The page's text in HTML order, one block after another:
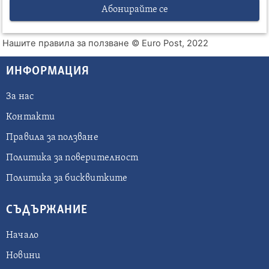
Абонирайте се
Нашите правила за ползване © Euro Post, 2022
ИНФОРМАЦИЯ
За нас
Контакти
Правила за ползване
Политика за поверителност
Политика за бисквитките
СЪДЪРЖАНИЕ
Начало
Новини